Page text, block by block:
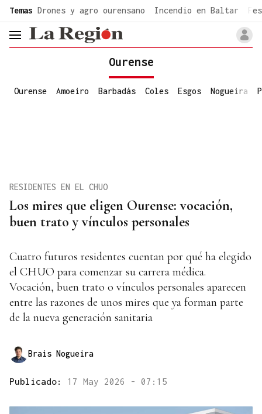
Temas Drones y agro ourensano Incendio en Baltar
header.menu.open
Ourense
Ourense Amoeiro Barbadás Coles Esgos Nogueira
Los mires que eligen Ourense: vocación,
buen trato y vínculos personales
RESIDENTES EN EL CHUO
Cuatro futuros residentes cuentan por qué ha elegido
el CHUO para comenzar su carrera médica.
Vocación, buen trato o vínculos personales aparecen
entre las razones de unos mires que ya forman parte
de la nueva generación sanitaria
Brais Nogueira
Publicado: 17 May 2026 - 07:15